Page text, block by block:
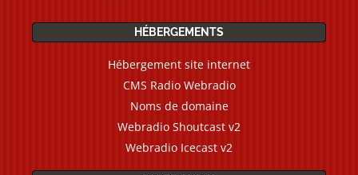
HÉBERGEMENTS
Hébergement site internet
CMS Radio Webradio
Noms de domaine
Webradio Shoutcast v2
Webradio Icecast v2